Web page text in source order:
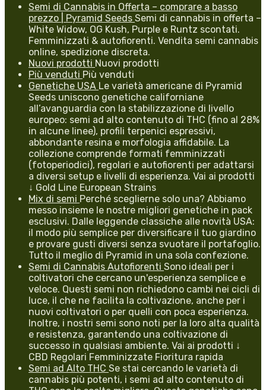
Semi di Cannabis in Offerta – comprare a basso
prezzo | Pyramid Seeds Semi di cannabis in offerta –
White Widow, OG Kush, Purple e Runtz scontati.
Femminizzati & autofiorenti. Vendita semi cannabis
online, spedizione discreta.
Nuovi prodotti Nuovi prodotti
Più venduti Più venduti
Genetiche USA Le varietà americane di Pyramid
Seeds uniscono genetiche californiane
all’avanguardia con la stabilizzazione di livello
europeo: semi ad alto contenuto di THC (fino al 28%
in alcune linee), profili terpenici espressivi,
abbondante resina e morfologia affidabile. La
collezione comprende formati femminizzati
(fotoperiodici), regolari e autofiorenti per adattarsi
a diversi setup e livelli di esperienza. Vai ai prodotti
↓ Gold Line European Strains
Mix di semi Perché sceglierne solo una? Abbiamo
messo insieme le nostre migliori genetiche in pack
esclusivi. Dalle leggende classiche alle novità USA:
il modo più semplice per diversificare il tuo giardino
e provare gusti diversi senza svuotare il portafoglio.
Tutto il meglio di Pyramid in una sola confezione.
Semi di Cannabis Autofiorenti Sono ideali per i
coltivatori che cercano un'esperienza semplice e
veloce. Questi semi non richiedono cambi nei cicli di
luce, il che ne facilita la coltivazione, anche per i
nuovi coltivatori o per quelli con poca esperienza.
Inoltre, i nostri semi sono noti per la loro alta qualità
e resistenza, garantendo una coltivazione di
successo in qualsiasi ambiente. Vai ai prodotti ↓
CBD Regolari Femminizzate Fioritura rapida
Semi ad Alto THC Se stai cercando le varietà di
cannabis più potenti, i semi ad alto contenuto di